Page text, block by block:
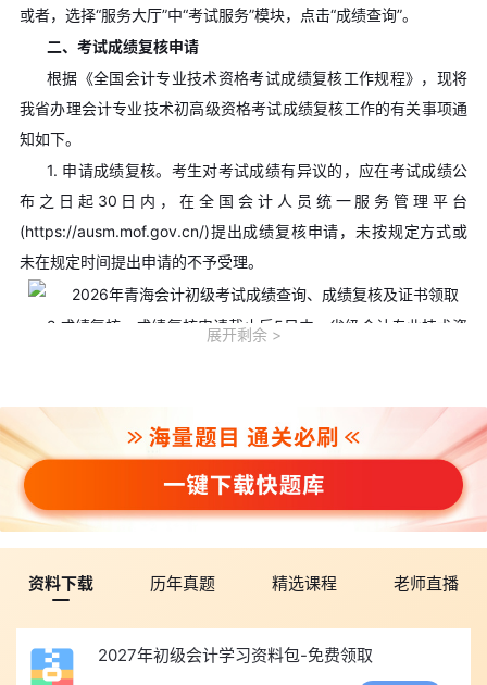
或者，选择“服务大厅”中“考试服务”模块，点击“成绩查询”。
二、考试成绩复核申请
根据《全国会计专业技术资格考试成绩复核工作规程》，现将
我省办理会计专业技术初高级资格考试成绩复核工作的有关事项通
知如下。
1. 申请成绩复核。考生对考试成绩有异议的，应在考试成绩公
布之日起30日内，在全国会计人员统一服务管理平台
(https://ausm.mof.gov.cn/)提出成绩复核申请，未按规定方式或
未在规定时间提出申请的不予受理。
2.成绩复核。成绩复核申请截止后5日内，省级会计专业技术资
务管理平台开放成绩复核结果查询，查询期为30 日，逾期无法查
询。
4.复核后的成绩为最终成绩，考生不得再次申请复核。
三、合格证书领取时间
2026年度会计资格考试证书发放时间为当年考试成绩公布6个
月后，具体时间请关注“青海省会计信息服务平台”相关通知。
⚠短信提醒丨点击一键预约【
也可以点击查看>>2026年度全国各地初级会计资格证书领取
展开剩余
资料下载 历年真题 精选课程 老师直播
2027年初级会计学习资料包-免费领取